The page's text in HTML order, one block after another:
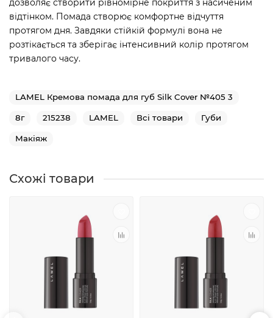
дозволяє створити рівномірне покриття з насиченим
відтінком. Помада створює комфортне відчуття
протягом дня. Завдяки стійкій формулі вона не
розтікається та зберігає інтенсивний колір протягом
тривалого часу.
LAMEL Кремова помада для губ Silk Cover №405 3
8г 215238 LAMEL Всі товари Губи
Макіяж
Схожі товари